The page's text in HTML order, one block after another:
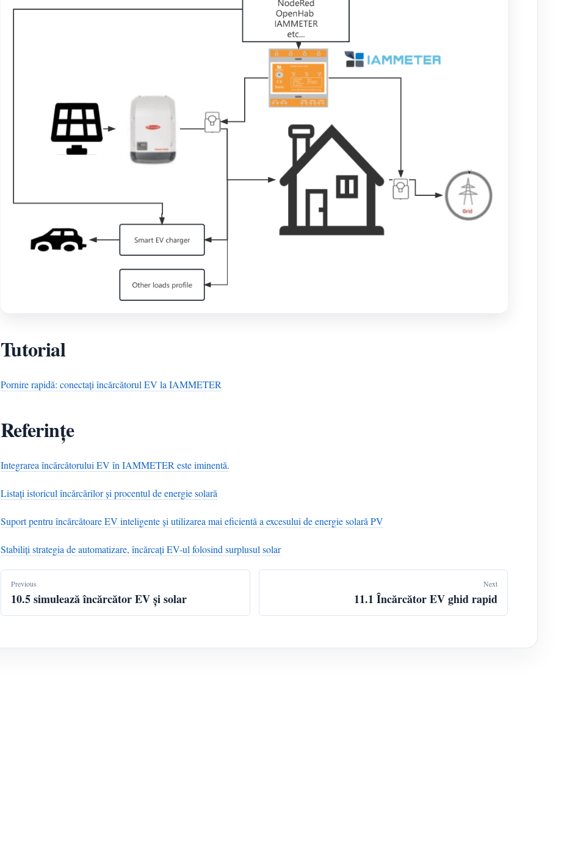
Tutorial
Pornire rapidă: conectați încărcătorul EV la IAMMETER
Referințe
Integrarea încărcătorului EV în IAMMETER este iminentă.
Listați istoricul încărcărilor și procentul de energie solară
Suport pentru încărcătoare EV inteligente și utilizarea mai eficientă a excesului de energie solară PV
Stabiliți strategia de automatizare, încărcați EV-ul folosind surplusul solar
Previous
10.5 simulează încărcător EV și solar
Next
11.1 Încărcător EV ghid rapid